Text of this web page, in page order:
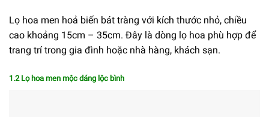
Lọ hoa men hoả biến bát tràng với kích thước nhỏ, chiều
cao khoảng 15cm – 35cm. Đây là dòng lọ hoa phù hợp để
trang trí trong gia đình hoặc nhà hàng, khách sạn.
1.2 Lọ hoa men mộc dáng lộc bình